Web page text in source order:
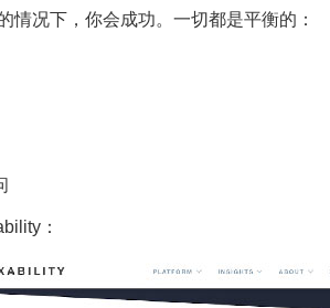
情况下，你会成功。一切都是平衡的：
：